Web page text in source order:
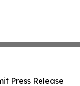
Press Release